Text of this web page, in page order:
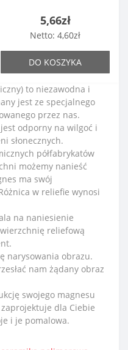
5,66zł
Netto: 4,60zł
DO KOSZYKA
to niezawodna i
jest ze specjalnego
przez nas.
odporny na wilgoć i
słonecznych.
półfabrykatów
możemy nanieść
ma swój
w reliefie wynosi
na naniesienie
reliefową
narysowania obrazu.
nam żądany obraz
swojego magnesu
dla Ciebie
i je pomalowa.